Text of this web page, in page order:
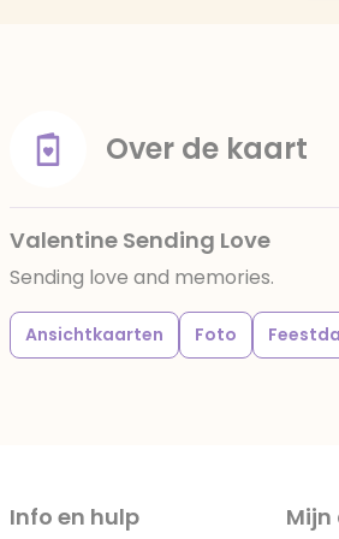
Over de kaart
Valentine Sending Love
Sending love and memories.
Ansichtkaarten Foto
Info en hulp